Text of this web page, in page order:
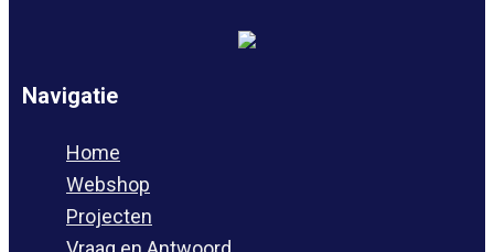
Navigatie
Home
Webshop
Projecten